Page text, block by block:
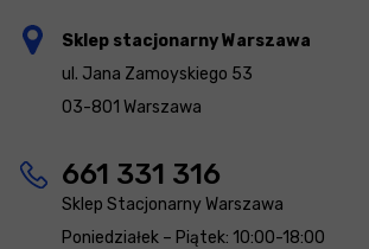
Sklep stacjonarny Warszawa
ul. Jana Zamoyskiego 53
03-801 Warszawa
661 331 316
Sklep Stacjonarny Warszawa
Poniedziałek – Piątek: 10:00-18:00